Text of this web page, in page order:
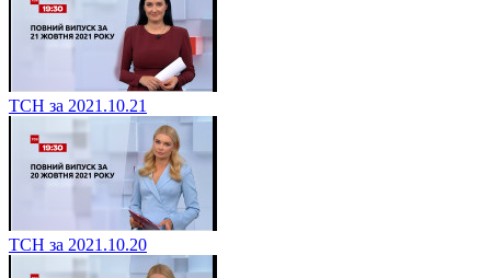
ТСН за 2021.10.21
ТСН за 2021.10.20